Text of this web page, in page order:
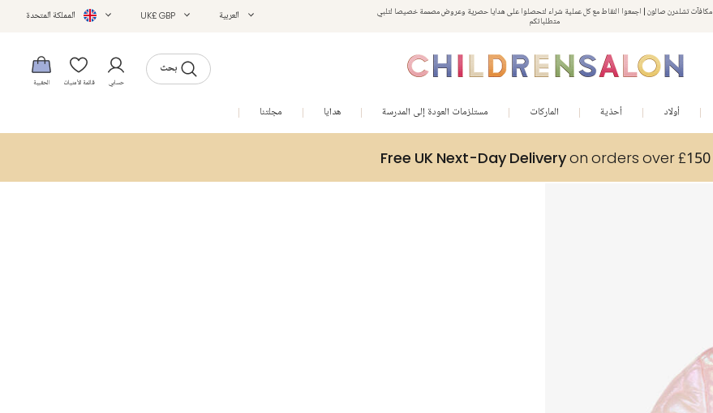
استمتعوا بخصم 10% على طلبيتكم الأولى كهدية ترحيب. سجلوا من هنا
مكافآت تشلدرن صالون | اجمعوا النقاط مع كل عملية شراء لتحصلوا على هدايا حصرية وعروض مصممة خصيصا لتلبي
متطلباتكم
العربية UK£ GBP المملكة المتحدة
بحث
حسابي قائمة الأمنيات الحقيبة
أولاد أحذية الماركات مستلزمات العودة إلى المدرسة هدايا مجلتنا
Free UK Next-Day Deliveryon orders over £150